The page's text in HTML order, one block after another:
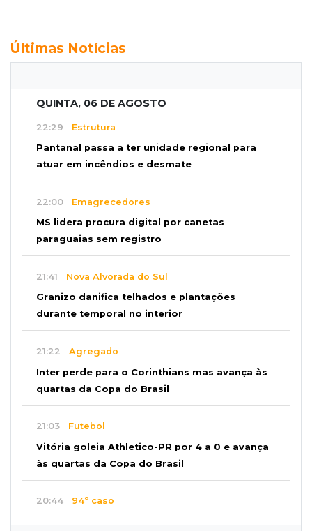
Últimas Notícias
QUINTA, 06 DE AGOSTO
22:29 Estrutura
Pantanal passa a ter unidade regional para
atuar em incêndios e desmate
22:00 Emagrecedores
MS lidera procura digital por canetas
paraguaias sem registro
21:41 Nova Alvorada do Sul
Granizo danifica telhados e plantações
durante temporal no interior
21:22 Agregado
Inter perde para o Corinthians mas avança às
quartas da Copa do Brasil
21:03 Futebol
Vitória goleia Athletico-PR por 4 a 0 e avança
às quartas da Copa do Brasil
20:44 94º caso